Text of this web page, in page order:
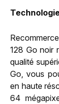
128 Go noir
qualité
Go, vous
en haute
64